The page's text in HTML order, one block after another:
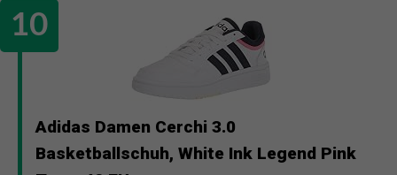
Adidas Damen Cerchi 3.0
Basketballschuh, White Ink Legend Pink